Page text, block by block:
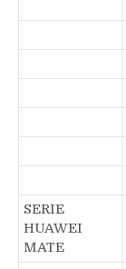
SERIE
HUAWEI
MATE